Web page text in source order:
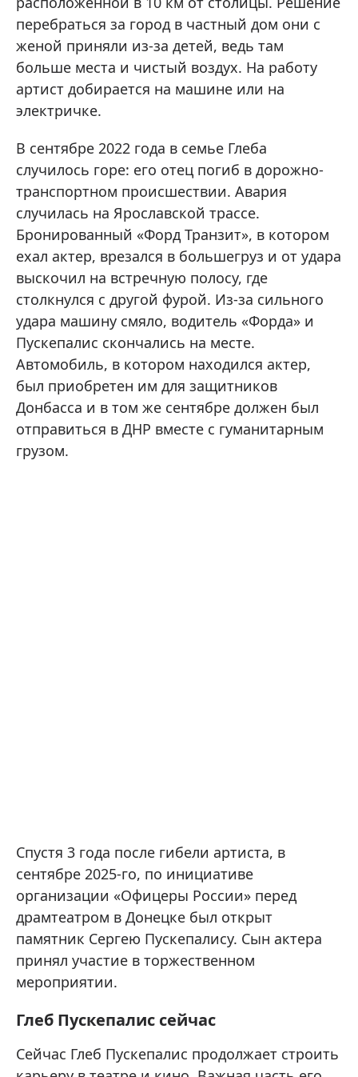
перебраться за город в частный дом они с
женой приняли из-за детей, ведь там
больше места и чистый воздух. На работу
артист добирается на машине или на
электричке.
В сентябре 2022 года в семье Глеба
случилось горе: его отец погиб в дорожно-
транспортном происшествии. Авария
случилась на Ярославской трассе.
Бронированный «Форд Транзит», в котором
ехал актер, врезался в большегруз и от удара
выскочил на встречную полосу, где
столкнулся с другой фурой. Из-за сильного
удара машину смяло, водитель «Форда» и
Пускепалис скончались на месте.
Автомобиль, в котором находился актер,
был приобретен им для защитников
Донбасса и в том же сентябре должен был
отправиться в ДНР вместе с гуманитарным
грузом.
Спустя 3 года после гибели артиста, в
сентябре 2025-го, по инициативе
организации «Офицеры России» перед
драмтеатром в Донецке был открыт
памятник Сергею Пускепалису. Сын актера
принял участие в торжественном
мероприятии.
Глеб Пускепалис сейчас
Сейчас Глеб Пускепалис продолжает строить